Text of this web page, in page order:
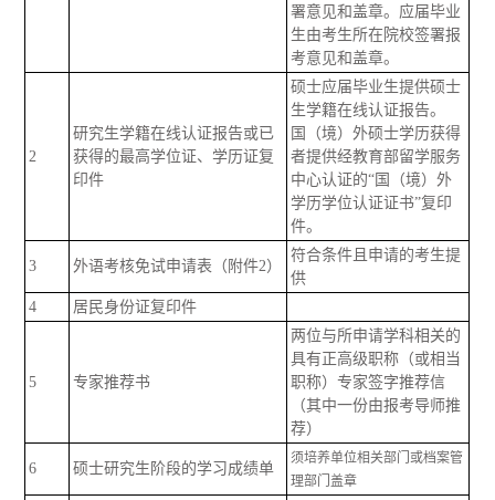
署意见和盖章。应届毕业
生由考生所在院校签署报
考意见和盖章。
2
研究生学籍在线认证报告或已
获得的最高学位证、学历证复
印件
硕士应届毕业生提供硕士
生学籍在线认证报告。
国（境）外硕士学历获得
者提供经教育部留学服务
中心认证的“国（境）外
学历学位认证证书”复印
件。
3 外语考核免试申请表（附件2）
符合条件且申请的考生提
供
4
居民身份证复印件
5 专家推荐书
两位与所申请学科相关的
具有正高级职称（或相当
职称）专家签字推荐信
（其中一份由报考导师推
荐）
6 硕士研究生阶段的学习成绩单
须培养单位相关部门或档案管
理部门盖章